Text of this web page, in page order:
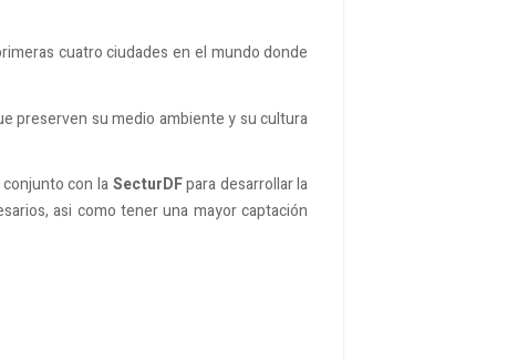
cuatro ciudades en el mundo donde
preserven su medio ambiente y su cultura
con laSecturDFpara desarrollar la
asi como tener una mayor captación